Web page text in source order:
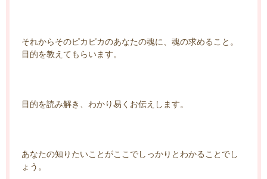
それからそのピカピカのあなたの魂に、魂の求めること。
目的を教えてもらいます。
目的を読み解き、わかり易くお伝えします。
あなたの知りたいことがここでしっかりとわかることでし
ょう。